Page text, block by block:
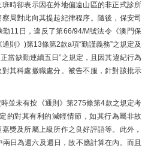
時卻表示因在外地偏遠山區的非正式診所
局對此向其提起紀律程序。隨後，保安司
11日，違反了第66/94/M號法令《澳門保
則》)第13條第2款a項“勤謹義務”之規定及
當缺勤連續五日”之規定，且因其違紀行為
其科處撤職處分。被告不服，針對該批示
並未有按《通則》第275條第4款之規定考
的對其有利的減輕情節，如其行為屬非故
獎及所屬上級所作之良好評語等。此外，
日為週六及週日，故不應計算在內。而且